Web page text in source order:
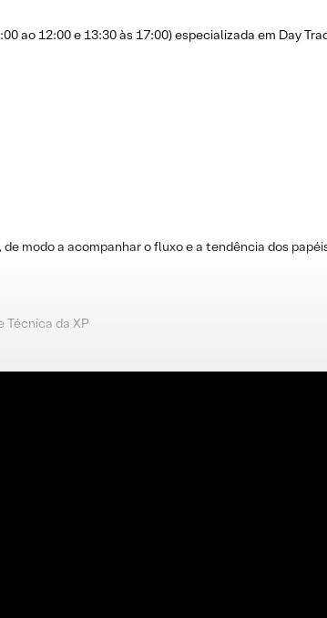
ao 12:00 e 13:30 às 17:00) especializada em Day
modo a acompanhar o fluxo e a tendência dos
Técnica da XP